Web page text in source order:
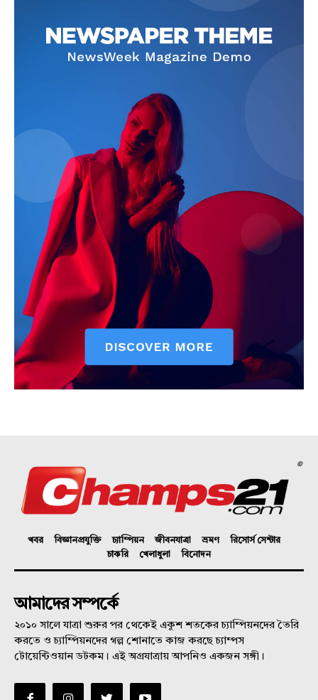
©
খবর বিজ্ঞানপ্রযুক্তি চ্যাম্পিয়ন জীবনযাত্রা ভ্রমণ
রিসোর্স সেন্টার
চাকরি
খেলাধুলা বিনোদন
আমাদের সম্পর্কে
২০১০ সালে যাত্রা শুরুর পর থেকেই একুশ শতকের চ্যাম্পিয়নদের তৈরি
করতে ও চ্যাম্পিয়নদের গল্প শোনাতে কাজ করছে চ্যাম্পস
টোয়েন্টিওয়ান ডটকম। এই অগ্রযাত্রায় আপনিও একজন সঙ্গী।